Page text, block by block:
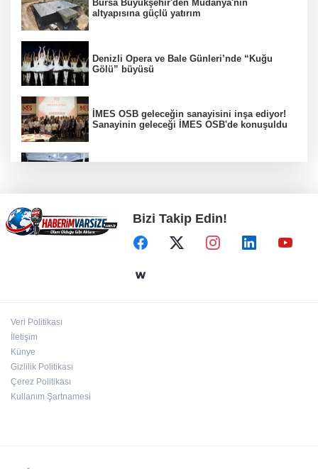
Bursa Büyükşehir'den Mudanya'nın
altyapısına güçlü yatırım
Denizli Opera ve Bale Günleri’nde “Kuğu
Gölü” büyüsü
İMES OSB geleceğin sanayisini inşa ediyor!
Sanayinin geleceği İMES OSB'de konuşuldu
İzmit Belediyesi'nde iki yeni başkan
yardımcısı göreve başladı
Muğla Seydikemer'de yangın sonrası
Bizi Takip Edin!
Veri Politikası
İletişim
Künye
Gizlilik Politikası
Çerez Politikası
Kullanım Şartnamesi